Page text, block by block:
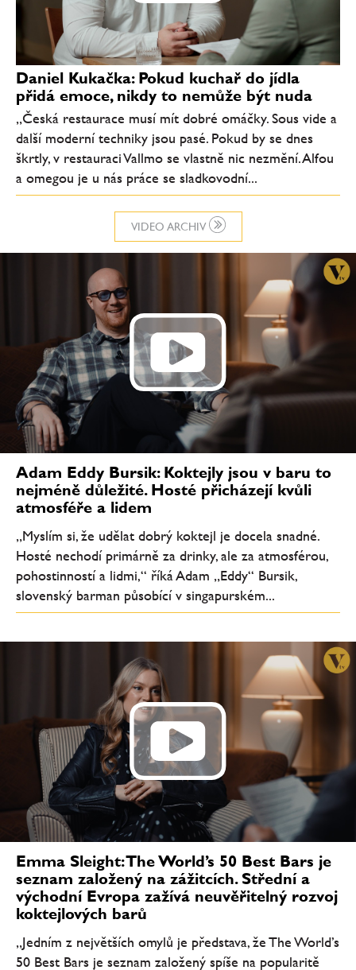
VIDEO ARCHIV
Daniel Kukačka: Pokud kuchař do jídla
přidá emoce, nikdy to nemůže být nuda
„Česká restaurace musí mít dobré omáčky. Sous vide a
další moderní techniky jsou pasé. Pokud by se dnes
škrtly, v restauraci Vallmo se vlastně nic nezmění. Alfou
a omegou je u nás práce se sladkovodní...
Adam Eddy Bursik: Koktejly jsou v baru to
nejméně důležité. Hosté přicházejí kvůli
atmosféře a lidem
„Myslím si, že udělat dobrý koktejl je docela snadné.
Hosté nechodí primárně za drinky, ale za atmosférou,
pohostinností a lidmi,“ říká Adam „Eddy“ Bursik,
slovenský barman působící v singapurském...
Emma Sleight: The World’s 50 Best Bars je
seznam založený na zážitcích. Střední a
východní Evropa zažívá neuvěřitelný rozvoj
koktejlových barů
„Jedním z největších omylů je představa, že The World’s
50 Best Bars je seznam založený spíše na popularitě